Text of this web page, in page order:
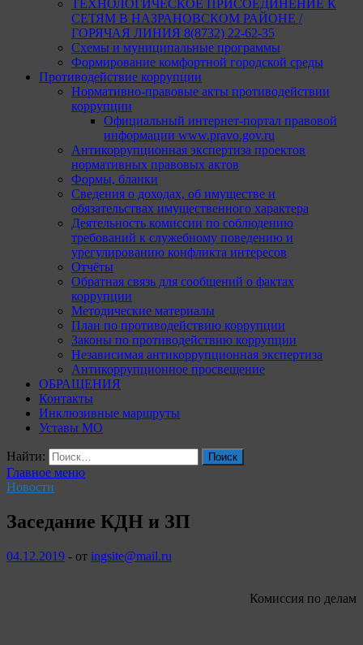
ТЕХНОЛОГИЧЕСКОЕ ПРИСОЕДИНЕНИЕ К
СЕТЯМ В НАЗРАНОВСКОМ РАЙОНЕ /
ГОРЯЧАЯ ЛИНИЯ 8(8732) 22-62-35
Схемы и муниципальные программы
Формирование комфортной городской среды
Противодействие коррупции
Нормативно-правовые акты противодействии
коррупции
Официальный интернет-портал правовой
информации www.pravo.gov.ru
Антикоррупционная экспертиза проектов
нормативных правовых актов
Формы, бланки
Сведения о доходах, об имуществе и
обязательствах имущественного характера
Деятельность комиссии по соблюдению
требований к служебному поведению и
урегулированию конфликта интересов
Отчёты
Обратная связь для сообщений о фактах
коррупции
Методические материалы
План по противодействию коррупции
Законы по противодействию коррупции
Независимая антикоррупционная экспертиза
Антикоррупционное просвещение
ОБРАЩЕНИЯ
Контакты
Инклюзивные маршруты
Уставы МО
Найти:
Главное меню
Новости
Заседание КДН и ЗП
04.12.2019 - от ingsite@mail.ru
Комиссия по делам